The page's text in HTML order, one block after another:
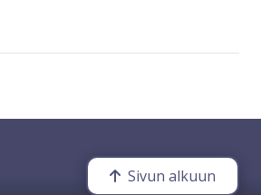
Sivun alkuun